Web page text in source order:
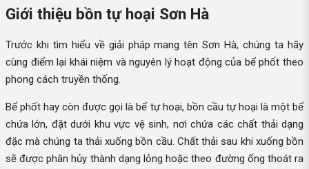
Giới thiệu bồn tự hoại Sơn Hà
Trước khi tìm hiểu về giải pháp mang tên Sơn Hà, chúng ta hãy
cùng điểm lại khái niệm và nguyên lý hoạt động của bể phốt theo
phong cách truyền thống.
Bể phốt hay còn được gọi là bể tự hoại, bồn cầu tự hoại là một bể
chứa lớn, đặt dưới khu vực vệ sinh, nơi chứa các chất thải dạng
đặc mà chúng ta thải xuống bồn cầu. Chất thải sau khi xuống bồn
sẽ được phân hủy thành dạng lỏng hoặc theo đường ống thoát ra